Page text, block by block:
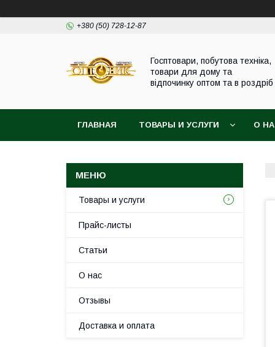
+380 (50) 728-12-87
Госптовари, побутова техніка,
товари для дому та
відпочинку оптом та в роздріб
ГЛАВНАЯ ТОВАРЫ И УСЛУГИ О
Товары и услуги
Прайс-листы
Статьи
О нас
Отзывы
Доставка и оплата